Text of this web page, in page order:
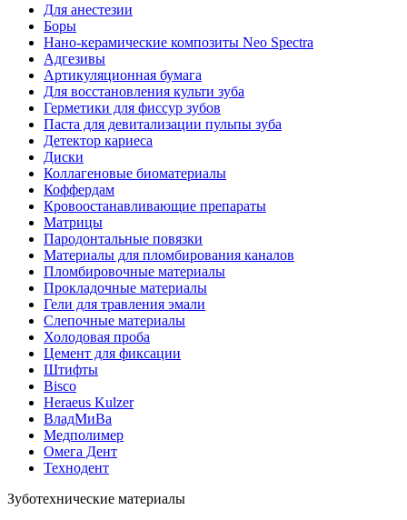
Для анестезии
Боры
Нано-керамические композиты Neo Spectra
Адгезивы
Артикуляционная бумага
Для восстановления культи зуба
Герметики для фиссур зубов
Паста для девитализации пульпы зуба
Детектор кариеса
Диски
Коллагеновые биоматериалы
Коффердам
Кровоостанавливающие препараты
Матрицы
Пародонтальные повязки
Материалы для пломбирования каналов
Пломбировочные материалы
Прокладочные материалы
Гели для травления эмали
Слепочные материалы
Холодовая проба
Цемент для фиксации
Штифты
Bisco
Heraeus Kulzer
ВладМиВа
Медполимер
Омега Дент
Технодент
Зуботехнические материалы